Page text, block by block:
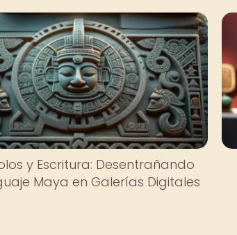
y Escritura: Desentrañando
Maya en Galerías Digitales